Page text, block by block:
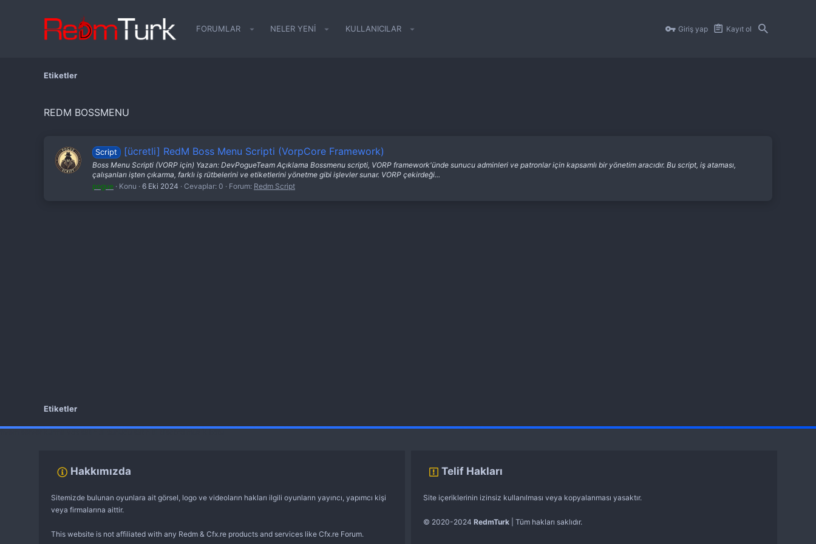
FORUMLAR NELER YENI KULLANICILAR Giriş yap Kayıt ol
Etiketler
REDM BOSSMENU
Script [ücretli] RedM Boss Menu Scripti (VorpCore Framework)
Boss Menu Scripti (VORP için) Yazan: DevPogueTeam Açıklama Bossmenu scripti, VORP framework'ünde sunucu adminleri ve patronlar için kapsamlı bir yönetim aracıdır. Bu script, iş ataması,
çalışanları işten çıkarma, farklı iş rütbelerini ve etiketlerini yönetme gibi işlevler sunar. VORP çekirdeği...
pogue
Konu 6 Eki 2024 Cevaplar: 0 Forum: Redm Script
Etiketler
Hakkımızda
Sitemizde bulunan oyunlara ait görsel, logo ve videoların hakları ilgili oyunların yayıncı, yapımcı kişi
veya firmalarına aittir.
This website is not affiliated with any Redm & Cfx.re products and services like Cfx.re Forum.
Telif Hakları
Site içeriklerinin izinsiz kullanılması veya kopyalanması yasaktır.
© 2020-2024 RedmTurk | Tüm hakları saklıdır.